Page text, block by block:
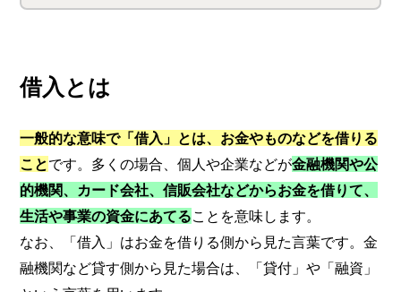
借入とは
一般的な意味で「借入」とは、お金やものなどを借りる
ことです。多くの場合、個人や企業などが金融機関や公
的機関、カード会社、信販会社などからお金を借りて、
生活や事業の資金にあてることを意味します。
なお、「借入」はお金を借りる側から見た言葉です。金
融機関など貸す側から見た場合は、「貸付」や「融資」